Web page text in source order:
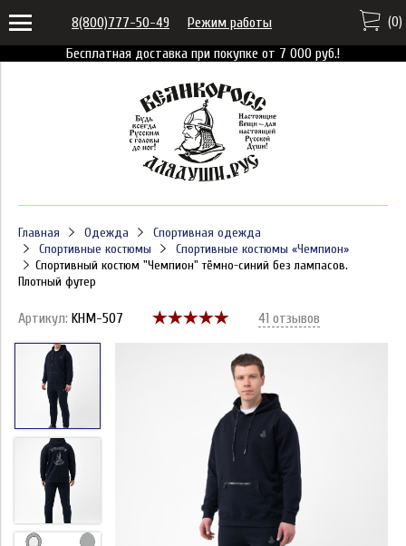
Бесплатная доставка при покупке от 7 000 руб.!
8(800)777-50-49 Режим работы (0)
Главная Одежда
Спортивная одежда
Спортивные костюмы
Спортивные костюмы «Чемпион»
Спортивный костюм "Чемпион" тёмно-синий без лампасов.
Плотный футер
Артикул: KHM-507 41 отзывов